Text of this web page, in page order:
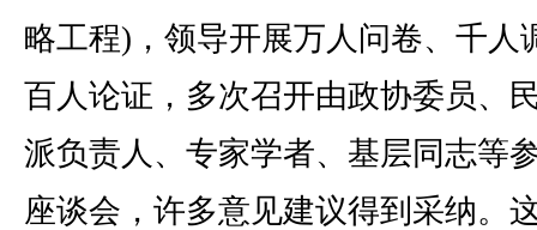
略工程)，领导开展万人问卷、千人
百人论证，多次召开由政协委员、
派负责人、专家学者、基层同志等
座谈会，许多意见建议得到采纳。